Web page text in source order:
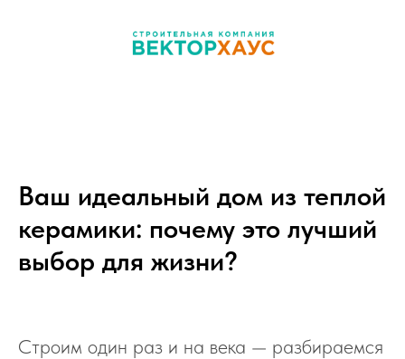
Ваш идеальный дом из теплой
керамики: почему это лучший
выбор для жизни?
Строим один раз и на века — разбираемся